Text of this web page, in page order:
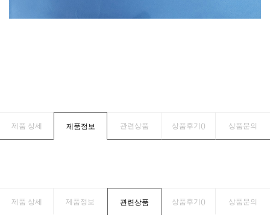
제품 상세 제품정보 관련상품 상품후기() 상품문의
제품 상세 제품정보 관련상품 상품후기() 상품문의